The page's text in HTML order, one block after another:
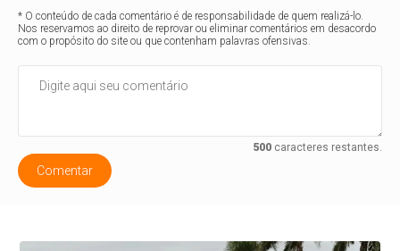
* O conteúdo de cada comentário é de responsabilidade de quem realizá-lo.
Nos reservamos ao direito de reprovar ou eliminar comentários em desacordo
com o propósito do site ou que contenham palavras ofensivas.
500caracteres restantes.
Comentar